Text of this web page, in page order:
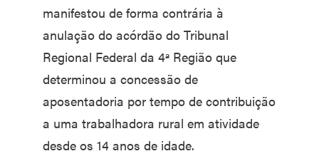
manifestou de forma contrária à
anulação do acórdão do Tribunal
Regional Federal da 4ª Região que
determinou a concessão de
aposentadoria por tempo de contribuição
a uma trabalhadora rural em atividade
desde os 14 anos de idade.